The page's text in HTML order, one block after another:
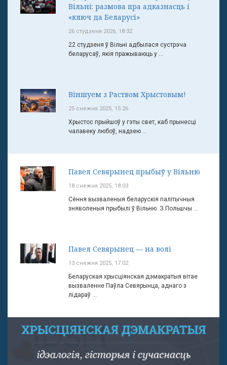
Вільні: размова пра адказнасць і
«ключ да Беларусі»
26 студзеня 2026, 18:32
22 студзеня ў Вільні адбылася сустрэча
беларусаў, якія пражываюць у ...
Віншуем з Раством Хрыстовым!
25 снежня 2025, 15:26
Хрыстос прыйшоў у гэты свет, каб прынесці
чалавеку любоў, надзею ...
Павел Севярынец прыбыў у Вільню
18 снежня 2025, 18:03
Сёння вызваленыя беларускія палітычныя
зняволеныя прыбылі ў Вільню. З Польшчы ...
Павел Севярынец — на волі
13 снежня 2025, 17:02
Беларуская хрысціянская дэмакратыя вітае
вызваленне Паўла Севярынца, аднаго з
лідараў ...